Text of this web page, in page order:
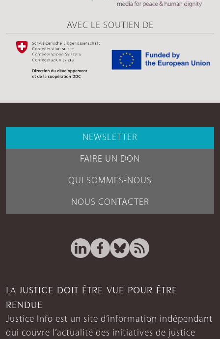
AVEC LE SOUTIEN DE
NEWSLETTER
FAIRE UN DON
QUI SOMMES-NOUS
NOUS CONTACTER
LA JUSTICE DOIT ÊTRE VUE POUR ÊTRE
RENDUE
Justice Info est un site d’information indépendant
qui couvre l’actualité des initiatives de justice